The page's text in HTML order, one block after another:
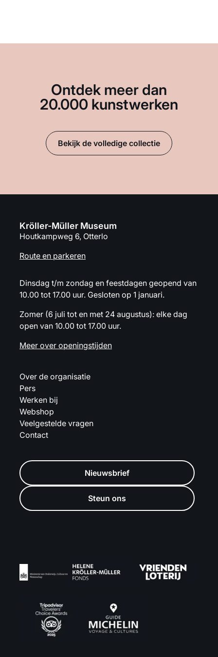
Ontdek meer dan
20.000 kunstwerken
Bekijk de volledige collectie
Kröller-Müller Museum
Houtkampweg 6, Otterlo
Route en parkeren
Dinsdag t/m zondag en feestdagen geopend van
10.00 tot 17.00 uur. Gesloten op 1 januari.
Zomer (6 juli tot en met 24 augustus): elke dag
open van 10.00 tot 17.00 uur.
Meer over openingstijden
Over de organisatie
Pers
Werken bij
Webshop
Veelgestelde vragen
Contact
Nieuwsbrief
Steun ons